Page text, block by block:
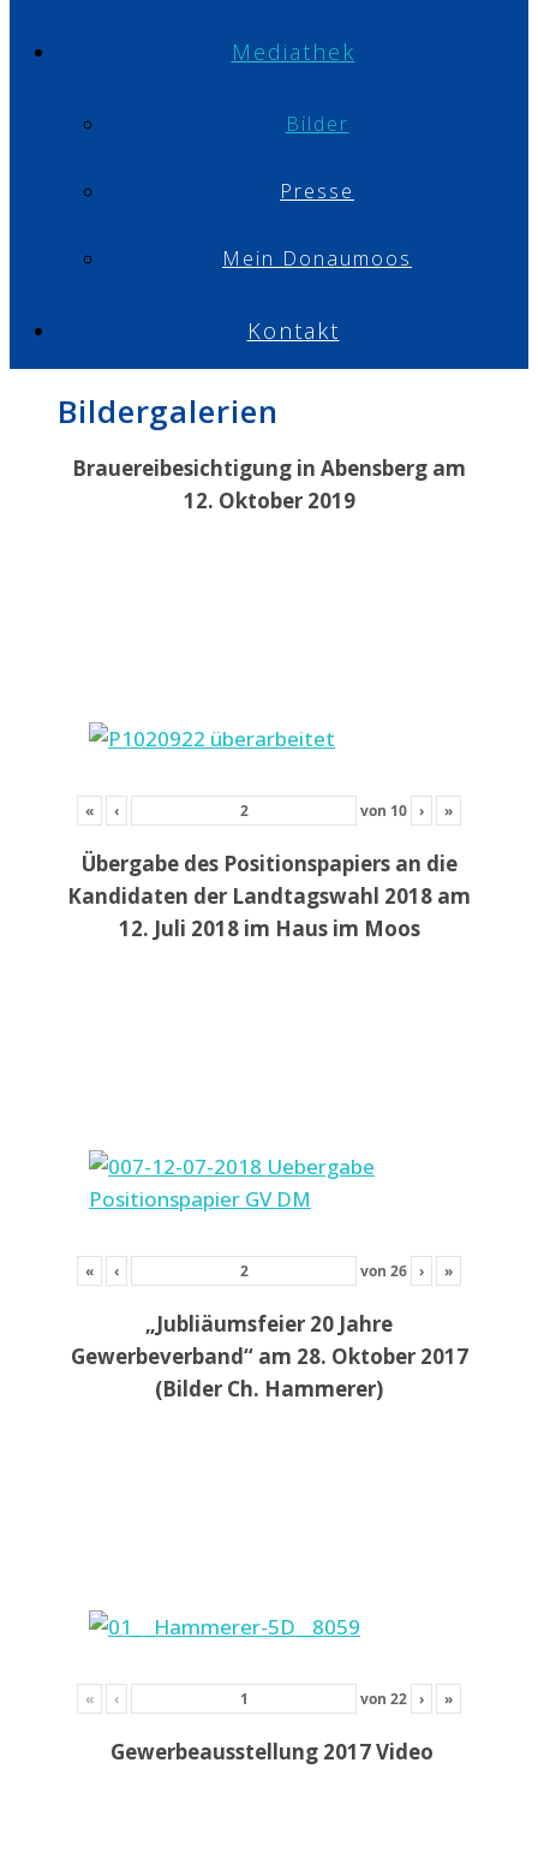
Mediathek
Bilder
Presse
Mein Donaumoos
Kontakt
Bildergalerien
Brauereibesichtigung in Abensberg am
12. Oktober 2019
« ‹ von 10 › »
Übergabe des Positionspapiers an die
Kandidaten der Landtagswahl 2018 am
12. Juli 2018 im Haus im Moos
« ‹ von 26 › »
„Jubliäumsfeier 20 Jahre
Gewerbeverband“ am 28. Oktober 2017
(Bilder Ch. Hammerer)
« ‹ von 22 › »
Gewerbeausstellung 2017 Video